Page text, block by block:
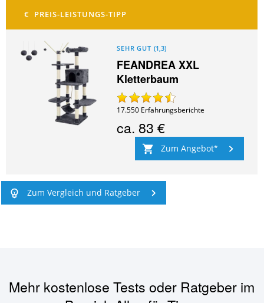
SEHR GUT (1,3)
FEANDREA XXL
Kletterbaum
17.550 Erfahrungsberichte
ca. 83 €
Zum Angebot
Zum Vergleich und Ratgeber
Mehr kostenlose Tests oder Ratgeber im